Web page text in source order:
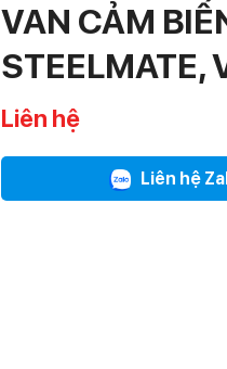
VAN CẢM
STEELMATE,
Liên hệ
Liên hệ